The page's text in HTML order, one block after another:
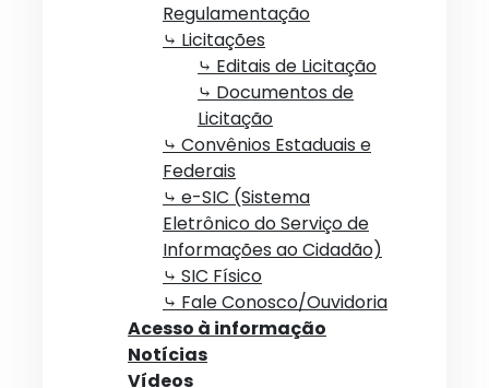
Regulamentação
⤷ Licitações
⤷ Editais de Licitação
⤷ Documentos de
Licitação
⤷ Convênios Estaduais e
Federais
⤷ e-SIC (Sistema
Eletrônico do Serviço de
Informações ao Cidadão)
⤷ SIC Físico
⤷ Fale Conosco/Ouvidoria
Acesso à informação
Notícias
Vídeos